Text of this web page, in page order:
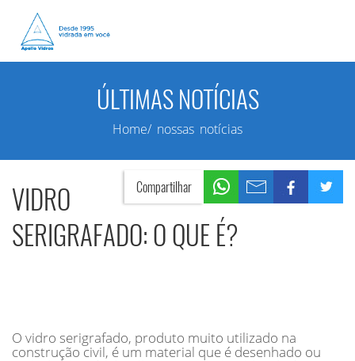
ÚLTIMAS NOTÍCIAS
Home/ nossas notícias
Compartilhar
VIDRO
SERIGRAFADO: O QUE É?
O vidro serigrafado, produto muito utilizado na
construção civil, é um material que é desenhado ou